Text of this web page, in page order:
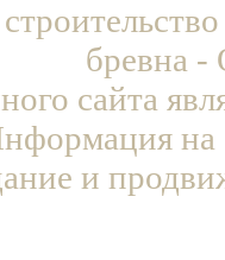
бревна
сайта
на
и